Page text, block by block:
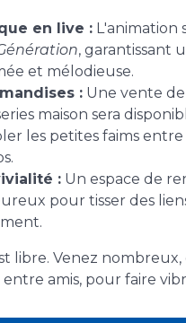
en live : L'animation
, garantissant
et mélodieuse.
: Une vente
maison sera
les petites faims entre
: Un espace de
pour tisser des
libre. Venez nombreux,
amis, pour faire